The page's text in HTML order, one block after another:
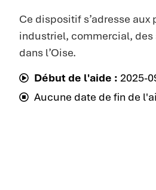
Ce dispositif s’adresse
industriel, commercial, des
dans l’Oise.
Début de l'aide : 2025-
Aucune date de fin de